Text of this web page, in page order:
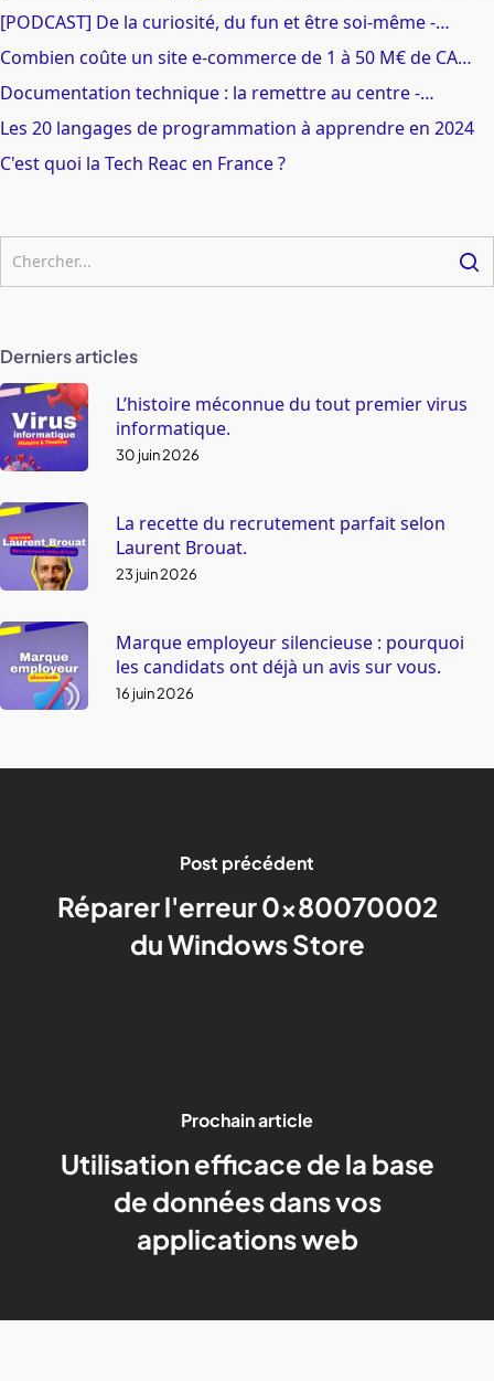
[PODCAST] De la curiosité, du fun et être soi-même -…
Combien coûte un site e-commerce de 1 à 50 M€ de CA…
Documentation technique : la remettre au centre -…
Les 20 langages de programmation à apprendre en 2024
C'est quoi la Tech Reac en France ?
Derniers articles
L’histoire méconnue du tout premier virus
informatique.
30 juin 2026
La recette du recrutement parfait selon
Laurent Brouat.
23 juin 2026
Marque employeur silencieuse : pourquoi
les candidats ont déjà un avis sur vous.
16 juin 2026
Post précédent
Réparer l'erreur 0x80070002
du Windows Store
Prochain article
Utilisation efficace de la base
de données dans vos
applications web